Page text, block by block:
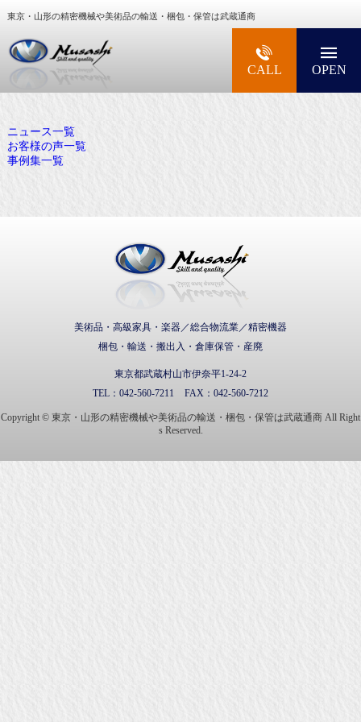
東京・山形の精密機械や美術品の輸送・梱包・保管は武蔵通商
大型精密機械・美術品・高級楽器の梱包・輸送
CALL OPEN
ニュース一覧
お客様の声一覧
事例集一覧
美術品・高級家具・楽器／総合物流業／精密機器
梱包・輸送・搬出入・倉庫保管・産廃
東京都武蔵村山市伊奈平1-24-2
TEL： 042-560-7211 FAX： 042-560-7212
Copyright © 東京・山形の精密機械や美術品の輸送・梱包・保管は武蔵通商 All Right
s Reserved.